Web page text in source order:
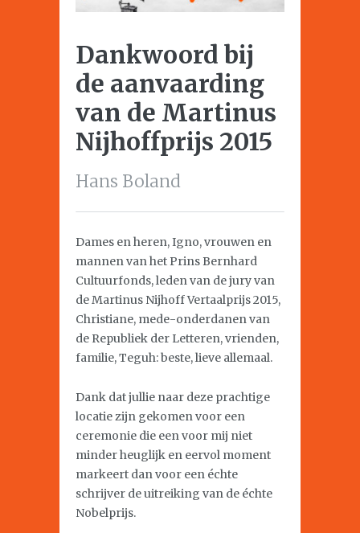
Dankwoord bij
de aanvaarding
van de Martinus
Nijhoffprijs 2015
Hans Boland
Dames en heren, Igno, vrouwen en
mannen van het Prins Bernhard
Cultuurfonds, leden van de jury van
de Martinus Nijhoff Vertaalprijs 2015,
Christiane, mede-onderdanen van
de Republiek der Letteren, vrienden,
familie, Teguh: beste, lieve allemaal.
Dank dat jullie naar deze prachtige
locatie zijn gekomen voor een
ceremonie die een voor mij niet
minder heuglijk en eervol moment
markeert dan voor een échte
schrijver de uitreiking van de échte
Nobelprijs.